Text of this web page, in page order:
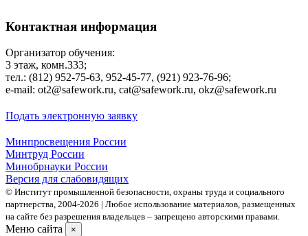
Контактная информация
Организатор обучения:
3 этаж, комн.333;
тел.: (812) 952-75-63, 952-45-77, (921) 923-76-96;
е-mаil: ot2@safework.ru, cat@safework.ru, okz@safework.ru
Подать электронную заявку
Минпросвещения России
Минтруд России
Минобрнауки России
Версия для слабовидящих
© Институт промышленной безопасности, охраны труда и социального
партнерства, 2004- 2026 | Любое использование материалов, размещенных
на сайте без разрешения владельцев – запрещено авторскими правами.
Меню сайта ×